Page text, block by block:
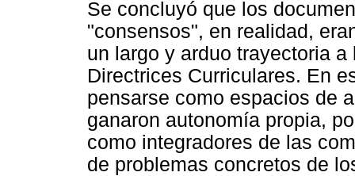
Se concluyó que los
"consensos", en realidad,
un largo y arduo trayectoria
Directrices Curriculares. En
pensarse como espacios de
ganaron autonomía propia,
como integradores de las
de problemas concretos de